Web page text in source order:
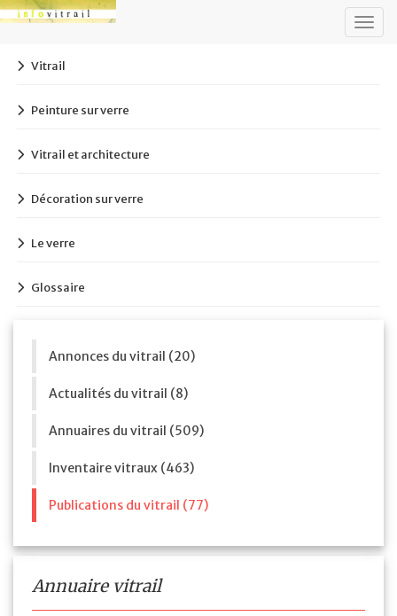
Vitrail
Peinture sur verre
Vitrail et architecture
Décoration sur verre
Le verre
Glossaire
Annonces du vitrail (20)
Actualités du vitrail (8)
Annuaires du vitrail (509)
Inventaire vitraux (463)
Publications du vitrail (77)
Annuaire vitrail